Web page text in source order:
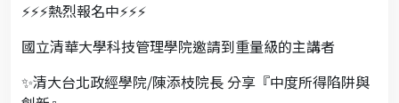
⚡⚡⚡熱烈報名中⚡⚡⚡
國立清華大學科技管理學院邀請到重量級的主講者
✨清大台北政經學院/陳添枝院長 分享『中度所得陷阱與